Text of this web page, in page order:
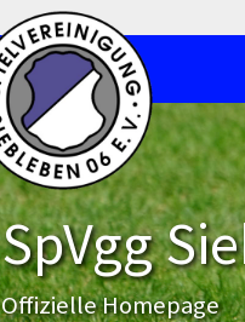
SpVgg
Offizielle Homepage